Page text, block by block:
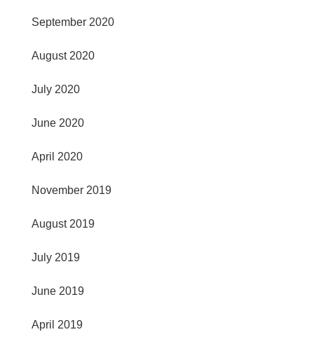
September 2020
August 2020
July 2020
June 2020
April 2020
November 2019
August 2019
July 2019
June 2019
April 2019